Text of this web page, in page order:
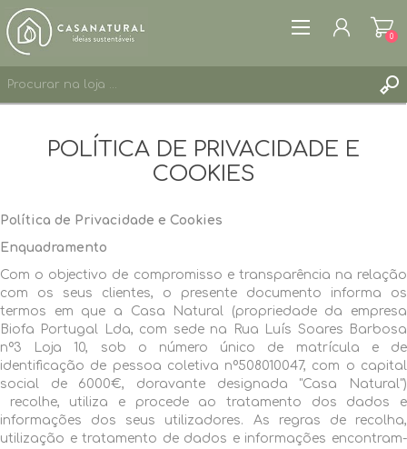
ENTRAR
0
0
POLÍTICA DE PRIVACIDADE E
COOKIES
Política de Privacidade e Cookies
Enquadramento
Com o objectivo de compromisso e transparência na relação
com os seus clientes, o presente documento informa os
termos em que a Casa Natural (propriedade da empresa
Biofa Portugal Lda, com sede na Rua Luís Soares Barbosa
nº3 Loja 10, sob o número único de matrícula e de
identificação de pessoa coletiva nº508010047, com o capital
social de 6000€, doravante designada "Casa Natural")
recolhe, utiliza e procede ao tratamento dos dados e
informações dos seus utilizadores. As regras de recolha,
utilização e tratamento de dados e informações encontram-